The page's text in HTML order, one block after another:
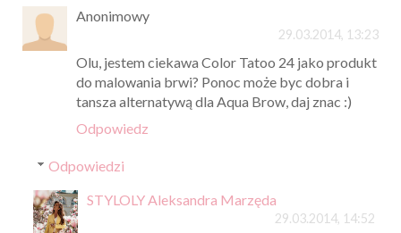
Anonimowy
29.03.2014, 13:23
Olu, jestem ciekawa Color Tatoo 24 jako produkt
do malowania brwi? Ponoc może byc dobra i
tansza alternatywą dla Aqua Brow, daj znac :)
Odpowiedz
Odpowiedzi
STYLOLY Aleksandra Marzęda
29.03.2014, 14:52